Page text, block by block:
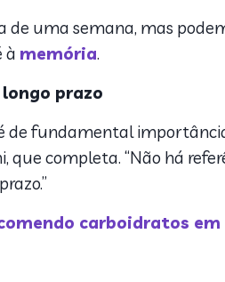
de uma semana, mas
à memória.
prazo
de fundamental
que completa. “Não há
carboidratos em